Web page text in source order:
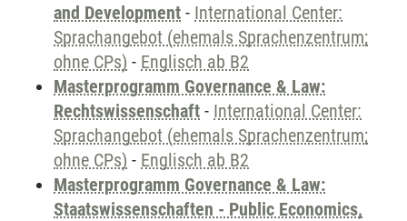
and Development - International Center:
Sprachangebot (ehemals Sprachenzentrum;
ohne CPs) - Englisch ab B2
Masterprogramm Governance & Law:
Rechtswissenschaft - International Center:
Sprachangebot (ehemals Sprachenzentrum;
ohne CPs) - Englisch ab B2
Masterprogramm Governance & Law:
Staatswissenschaften - Public Economics,